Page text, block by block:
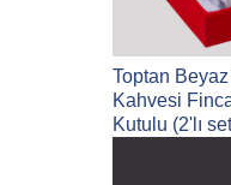
Toptan
Kahvesi
Kutulu (2'lı